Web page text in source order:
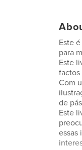
Este
para
Este
factos
Com
de
Este
essas